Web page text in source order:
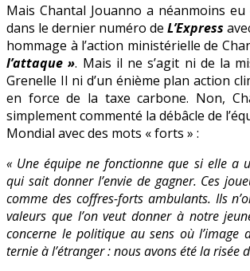
Mais Chantal Jouanno a néanmoins
dans le dernier numéro de L’Express
hommage à l’action ministérielle de
l’attaque ». Mais il ne s’agit ni de la
Grenelle II ni d’un énième plan action
en force de la taxe carbone. Non,
simplement commenté la débâcle de
Mondial avec des mots « forts » :
« Une équipe ne fonctionne que si elle a
qui sait donner l’envie de gagner. Ces
comme des coffres-forts ambulants. Ils
valeurs que l’on veut donner à notre
concerne le politique au sens où l’image
ternie à l’étranger : nous avons été la risée